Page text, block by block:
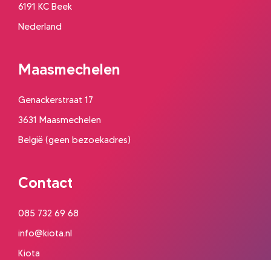
6191 KC Beek
Nederland
Maasmechelen
Genackerstraat 17
3631 Maasmechelen
België (geen bezoekadres)
Contact
085 732 69 68
info@kiota.nl
Kiota